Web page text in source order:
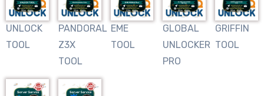
UNLOCK
TOOL
PANDORAL
Z3X
TOOL
EME
TOOL
GLOBAL
UNLOCKER
PRO
GRIFFIN
TOOL